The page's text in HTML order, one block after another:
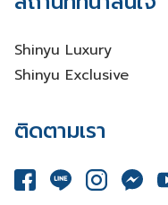
Shinyu Luxury
Shinyu Exclusive
ติดตามเรา